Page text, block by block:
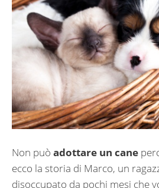
Non può adottare un cane
ecco la storia di Marco, un
disoccupato da pochi mesi che